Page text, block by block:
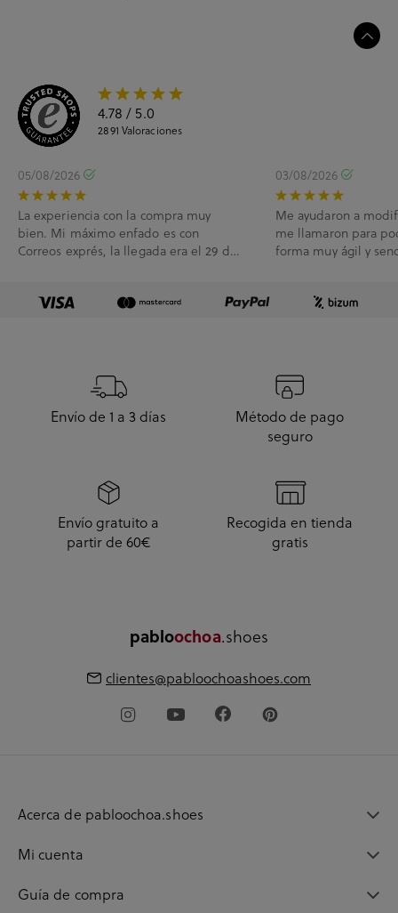
4.78 / 5.0
2891 Valoraciones
05/08/2026
La experiencia con la compra muy
bien. Mi máximo enfado es con
Correos exprés, la llegada era el 29 de
03/08/2026
Me ayudaron a
me llamaron para
forma muy ágil y
Envío de 1 a 3 días
Método de pago
seguro
Envío gratuito a
partir de 60€
Recogida en tienda
gratis
pabloochoa.shoes
clientes@pabloochoashoes.com
Acerca de pabloochoa.shoes
Mi cuenta
Guía de compra